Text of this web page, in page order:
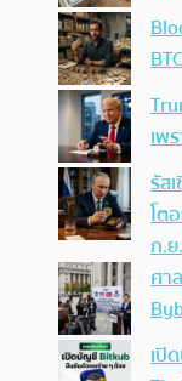
เพ
รัส
โต
ก.
ศา
เปิ